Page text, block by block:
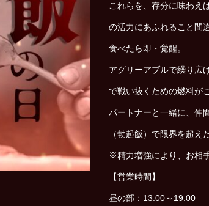
これらを、存分に味わえ
の活力にあふれること間
食べたら即・覚醒。
アグリーアブルで繰り広
で戦い抜くための燃料が
パートナーと一緒に、仲
（勃起飯）で限界を超え
※精力増強により、お相
【営業時間】
昼の部：13:00～19:00